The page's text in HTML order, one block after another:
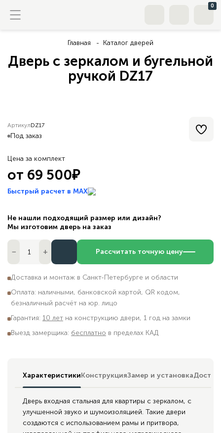
0
Главная Каталог дверей
Дверь с зеркалом и бугельной
ручкой DZ17
АртикулDZ17
Под заказ
Цена за комплект
от 69 500₽
Быстрый расчет в MAX
Не нашли подходящий размер или дизайн?
Мы изготовим дверь на заказ
− + Рассчитать точную цену
Доставка и монтаж в Санкт-Петербурге и области
Оплата: наличными, банковской картой, QR кодом,
безналичный расчёт на юр. лицо
Гарантия: 10 лет на конструкцию двери, 1 год на замки
Выезд замерщика: бесплатно в пределах КАД
ХарактеристикиКонструкцияЗамер и установка
Дверь входная стальная для квартиры с зеркалом, с
улучшенной звуко и шумоизоляцией. Такие двери
создаются с использованием рамы и притвора,